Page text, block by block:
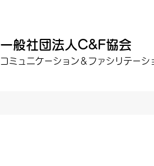
一般社団法人C&F協会
コミュニケーション＆ファシリテー